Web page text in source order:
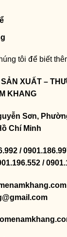
tôi để biết
XUẤT –
KHANG
Sơn,
Chí Minh
/
/